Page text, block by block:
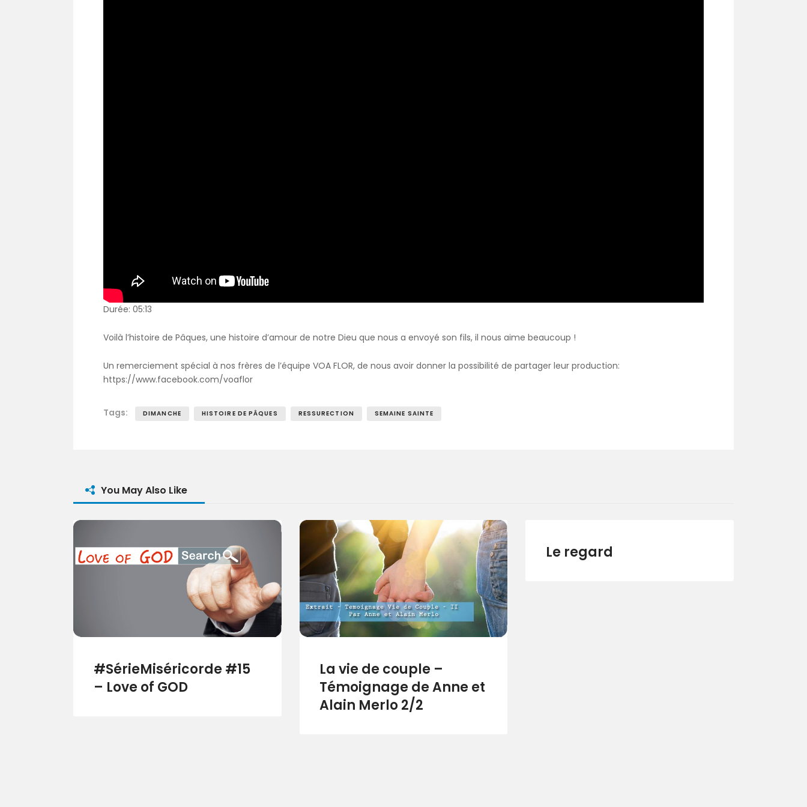
Durée: 05:13
Voilà l’histoire de Pâques, une histoire d’amour de notre Dieu que nous a envoyé son fils, il nous aime beaucoup !
Un remerciement spécial à nos frères de l’équipe VOA FLOR, de nous avoir donner la possibilité de partager leur production:
https://www.facebook.com/voaflor
Tags: DIMANCHE HISTOIRE DE PÂQUES RESSURECTION SEMAINE SAINTE
You May Also Like
#SérieMiséricorde #15
– Love of GOD
La vie de couple –
Témoignage de Anne et
Alain Merlo 2/2
Le regard